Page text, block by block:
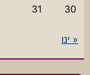
30
31
« ינו